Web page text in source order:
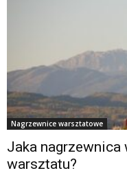
Nagrzewnice warsztatowe
Jaka nagrzewnica
warsztatu?